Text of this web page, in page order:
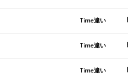
Time違い
Time違い
Time違い